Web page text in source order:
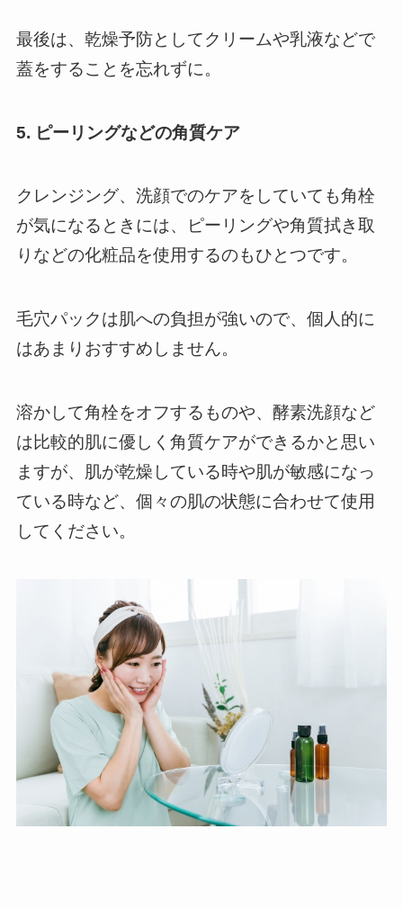
最後は、乾燥予防としてクリームや乳液などで
蓋をすることを忘れずに。
5. ピーリングなどの角質ケア
クレンジング、洗顔でのケアをしていても角栓
が気になるときには、ピーリングや角質拭き取
りなどの化粧品を使用するのもひとつです。
毛穴パックは肌への負担が強いので、個人的に
はあまりおすすめしません。
溶かして角栓をオフするものや、酵素洗顔など
は比較的肌に優しく角質ケアができるかと思い
ますが、肌が乾燥している時や肌が敏感になっ
ている時など、個々の肌の状態に合わせて使用
してください。